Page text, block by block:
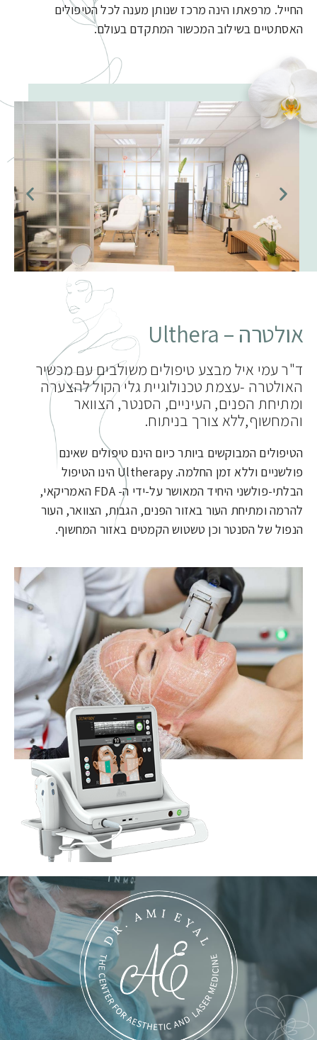
החייל. מרפאתו הינה מרכז שנותן מענה לכל הטיפולים
האסתטיים בשילוב המכשור המתקדם בעולם.
אולטרה – Ulthera
ד"ר עמי איל מבצע טיפולים משולבים עם מכשיר
האולטרה -עצמת טכנולוגיית גלי הקול להצערה
ומתיחת הפנים, העיניים, הסנטר, הצוואר
והמחשוף,ללא צורך בניתוח.
הטיפולים המבוקשים ביותר כיום הינם טיפולים שאינם
פולשניים וללא זמן החלמה. Ultherapy הינו הטיפול
הבלתי-פולשני היחיד המאושר על-ידי ה- FDA האמריקאי,
להרמה ומתיחת העור באזור הפנים, הגבות, הצוואר, העור
הנפול של הסנטר וכן טשטוש הקמטים באזור המחשוף.